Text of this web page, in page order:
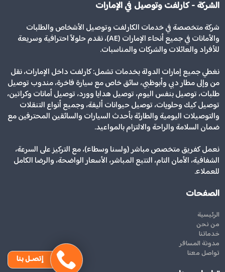
الشركة - كارلفت وتوصيل في الإمارات
شركة متخصصة في خدمات الكارلفت وتوصيل الأشخاص والطلبات
والأمانات في جميع أنحاء الإمارات (AE)، نقدم حلولاً احترافية وسريعة
للأفراد والعائلات والشركات والمناسبات.
نغطي جميع إمارات الدولة بخدمات تشمل: كارلفت داخل الإمارات، نقل
من وإلى مطار دبي وأبوظبي، سائق خاص مع سيارة فاخرة، مندوب توصيل
طلبات، توصيل بنفس اليوم، توصيل هدايا وورد، توصيل أمانات وكراتين،
توصيل كيك وحلويات، توصيل حيوانات أليفة، وجميع أنواع التنقلات
والتوصيلات اليومية والطارئة بأحدث السيارات والسائقين المحترفين مع
ضمان السلامة والراحة والالتزام بالمواعيد.
نعمل كفريق متخصص مباشر (ولسنا وسطاء)، مع التركيز على السرعة،
الشفافية، الأمان التام، التتبع المباشر، الأسعار الواضحة، والرضا الكامل
للعملاء.
الصفحات
الرئيسية
من نحن
خدماتنا
مدونة المسافر
تواصل معنا إتصـل بنا